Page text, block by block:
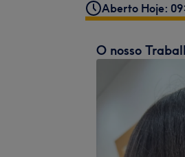
Aberto Hoje:
O nosso